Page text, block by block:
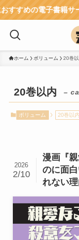
電子書籍サービスを
ホーム ボリューム 20巻
20巻以内 –
ボリューム 20巻以内
漫画『
のに面
れない
2026
2/10